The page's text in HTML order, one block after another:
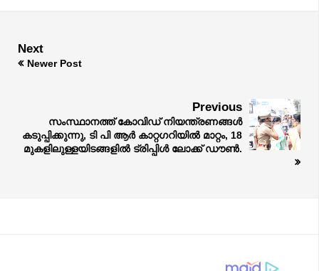
Next
Newer Post
Previous
സംസ്ഥാനത്ത് കോവിഡ് നിയന്ത്രണങ്ങൾ
കടുപ്പിക്കുന്നു, ടി പി ആർ കാറ്റഗറിയിൽ മാറ്റം, 18
മുകളിലുള്ളയിടങ്ങളില്‍ ട്രിപ്പിള്‍ ലോക്ക് ഡൗൺ.